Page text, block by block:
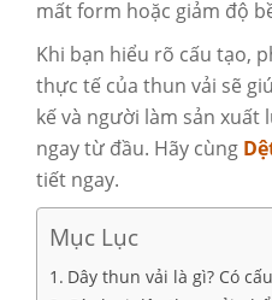
mất form hoặc giảm độ
Khi bạn hiểu rõ cấu tạo,
thực tế của thun vải sẽ
kế và người làm sản xuất
ngay từ đầu. Hãy cùng
tiết ngay.
Mục Lục
Dây thun vải là gì? Có